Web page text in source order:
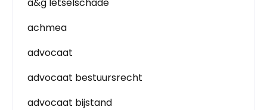
achmea
advocaat
advocaat bestuursrecht
advocaat bijstand